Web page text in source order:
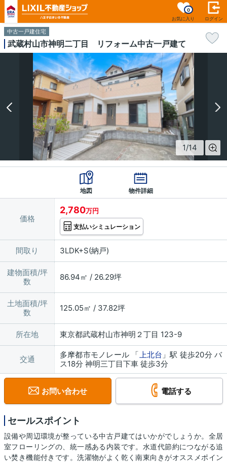
お気に入り
0
ログイン
中古一戸建住宅
武蔵村山市神明二丁目 リフォーム中古一戸建て
1/14
地図 物件詳細
価格
2,780万円
支払いシミュレーション
間取り 3LDK+S(納戸)
建物面積/坪
数
86.94㎡ / 26.29坪
土地面積/坪
数
125.05㎡ / 37.82坪
所在地 東京都武蔵村山市神明２丁目 123-9
交通 多摩都市モノレール 「上北台 」駅 徒歩20分 バ
ス18分 神明三丁目下車 徒歩3分
お問い合わせ 電話する
セールスポイント
設備や周辺環境が整っている中古戸建てはいかがでしょうか。全居
室フローリングの、統一感ある内装です。水道代節約につながる追
い焚き機能付きです。洗濯物がよく乾く南東向きがオススメポイン